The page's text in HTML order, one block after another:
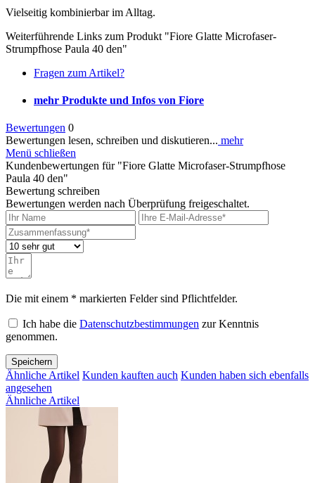
Vielseitig kombinierbar im Alltag.
Weiterführende Links zum Produkt "Fiore Glatte Microfaser-
Strumpfhose Paula 40 den"
Fragen zum Artikel?
mehr Produkte und Infos von Fiore
Bewertungen 0
Bewertungen lesen, schreiben und diskutieren... mehr
Menü schließen
Kundenbewertungen für "Fiore Glatte Microfaser-Strumpfhose
Paula 40 den"
Bewertung schreiben
Bewertungen werden nach Überprüfung freigeschaltet.
Die mit einem * markierten Felder sind Pflichtfelder.
Ich habe die Datenschutzbestimmungen zur Kenntnis
genommen.
Speichern
Ähnliche Artikel Kunden kauften auch Kunden haben sich ebenfalls
angesehen
Ähnliche Artikel